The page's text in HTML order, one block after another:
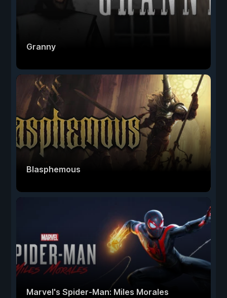
Granny
Blasphemous
Marvel's Spider-Man: Miles Morales